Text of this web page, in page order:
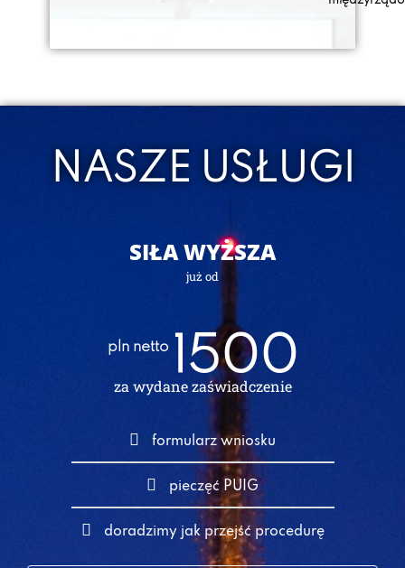
NASZE USŁUGI
SIŁA WYŻSZA
już od
pln netto 1500
za wydane zaświadczenie
formularz wniosku
pieczęć PUIG
doradzimy jak przejść procedurę